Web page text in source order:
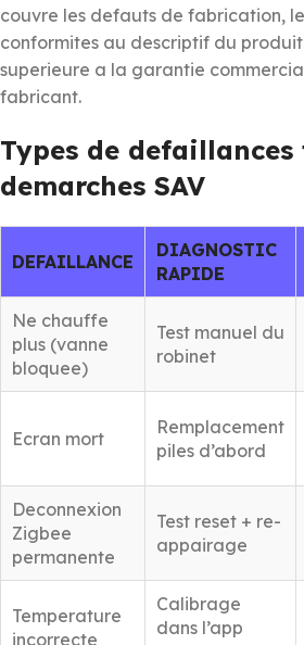
couvre les defauts de fabrication,
conformites au descriptif du
superieure a la garantie
fabricant.
Types de
demarches SAV
DEFAILLANCE
DIAGNOSTIC
RAPIDE
Ne chauffe
plus (vanne
bloquee)
Test manuel du
robinet
Ecran mort
Remplacement
piles d’abord
Deconnexion
Zigbee
permanente
Test reset + re-
appairage
Temperature
incorrecte
Calibrage
dans l’app